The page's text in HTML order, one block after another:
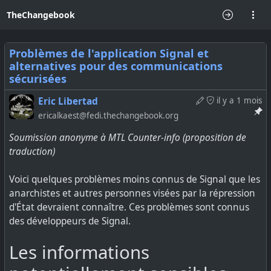
TheChangebook
Problèmes de l'application Signal et
alternatives pour des communications
sécurisées
il y a 1 mois
Eric Libertad
ericalkaest@fedi.thechangebook.org
Soumission anonyme à MTL Counter-info (proposition de
traduction)
Voici quelques problèmes moins connus de Signal que les
anarchistes et autres personnes visées par la répression
d'État devraient connaître. Ces problèmes sont connus
des développeurs de Signal.
Les informations